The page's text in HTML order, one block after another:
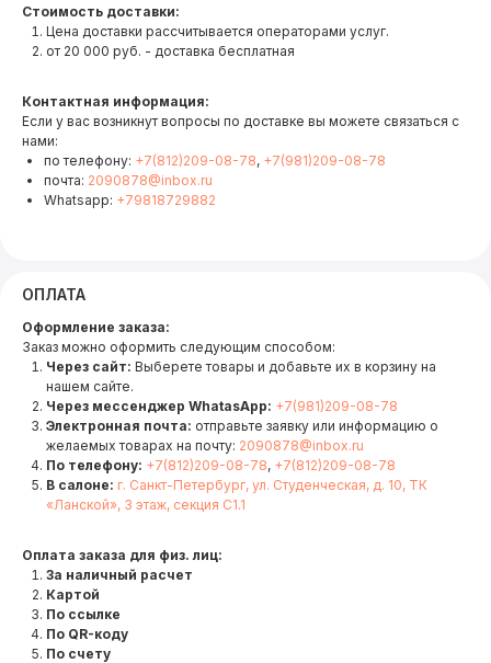
Стоимость доставки:
Цена доставки рассчитывается операторами услуг.
от 20 000 руб. - доставка бесплатная
Контактная информация:
Если у вас возникнут вопросы по доставке вы можете связаться с
нами:
по телефону: +7(812)209-08-78, +7(981)209-08-78
почта: 2090878@inbox.ru
Whatsapp: +79818729882
ОПЛАТА
Оформление заказа:
Заказ можно оформить следующим способом:
Через сайт: Выберете товары и добавьте их в корзину на
нашем сайте.
Через мессенджер WhatasApp: +7(981)209-08-78
Электронная почта: отправьте заявку или информацию о
желаемых товарах на почту: 2090878@inbox.ru
По телефону: +7(812)209-08-78, +7(812)209-08-78
В салоне: г. Санкт-Петербург, ул. Студенческая, д. 10, ТК
«Ланской», 3 этаж, секция С1.1
Оплата заказа для физ. лиц:
За наличный расчет
Картой
По ссылке
По QR-коду
По счету